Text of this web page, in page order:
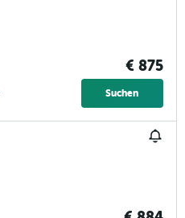
€ 875
Suchen